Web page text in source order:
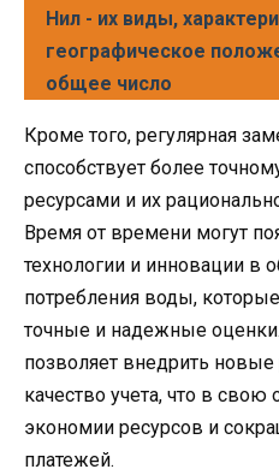
Нил - их виды,
географическое
общее число
Кроме того, регулярная
способствует более
ресурсами и их
Время от времени могут
технологии и инновации в
потребления воды,
точные и надежные
позволяет внедрить новые
качество учета, что в свою
экономии ресурсов и
платежей.